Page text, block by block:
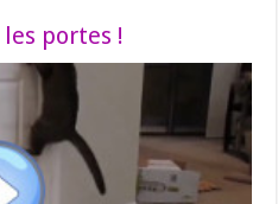
portes !